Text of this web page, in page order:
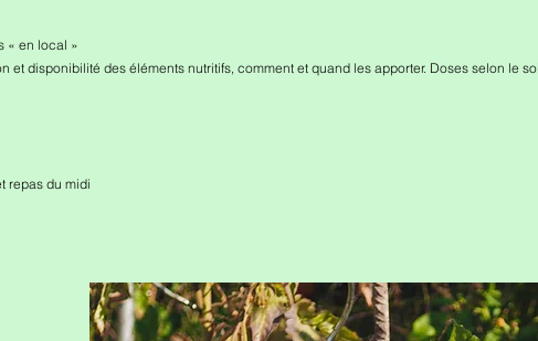
« en local »
disponibilité des éléments nutritifs, comment et quand les apporter. Doses selon le
repas du midi